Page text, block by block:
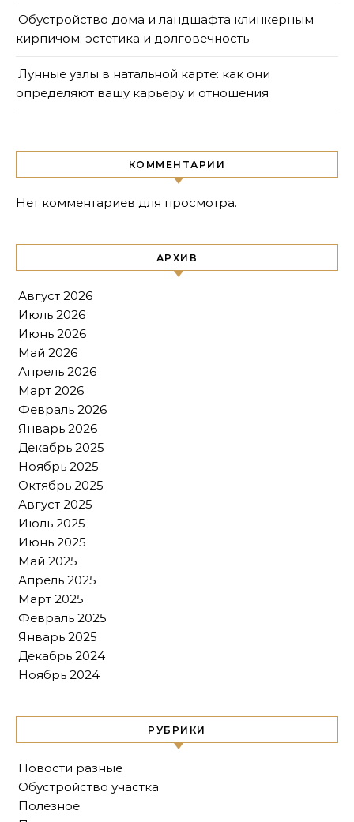
Обустройство дома и ландшафта клинкерным
кирпичом: эстетика и долговечность
Лунные узлы в натальной карте: как они
определяют вашу карьеру и отношения
КОММЕНТАРИИ
Нет комментариев для просмотра.
АРХИВ
Август 2026
Июль 2026
Июнь 2026
Май 2026
Апрель 2026
Март 2026
Февраль 2026
Январь 2026
Декабрь 2025
Ноябрь 2025
Октябрь 2025
Август 2025
Июль 2025
Июнь 2025
Май 2025
Апрель 2025
Март 2025
Февраль 2025
Январь 2025
Декабрь 2024
Ноябрь 2024
РУБРИКИ
Новости разные
Обустройство участка
Полезное